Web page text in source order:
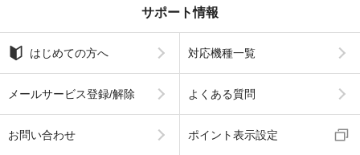
サポート情報
はじめての方へ 対応機種一覧
メールサービス登録/解除 よくある質問
お問い合わせ ポイント表示設定